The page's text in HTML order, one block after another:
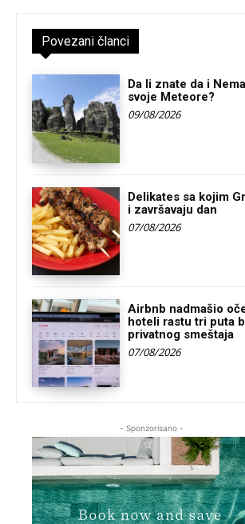
Povezani članci
Da li znate da i
svoje Meteore?
09/08/2026
Delikates sa kojim
i završavaju dan
07/08/2026
Airbnb nadmašio
hoteli rastu tri puta
privatnog smeštaja
07/08/2026
- Sponzorisano -